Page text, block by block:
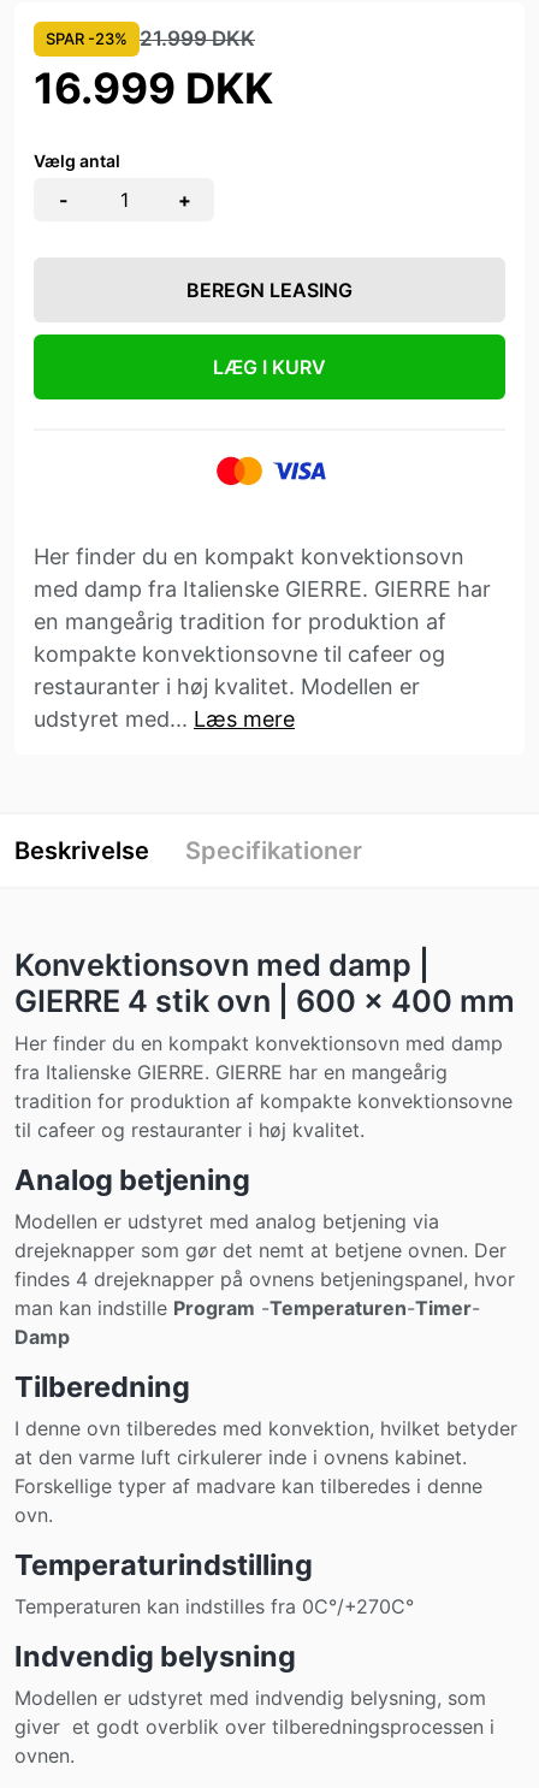
SPAR -23% 21.999 DKK
16.999 DKK
Vælg antal
- +
BEREGN LEASING
LÆG I KURV
Her finder du en kompakt konvektionsovn
med damp fra Italienske GIERRE. GIERRE har
en mangeårig tradition for produktion af
kompakte konvektionsovne til cafeer og
restauranter i høj kvalitet. Modellen er
udstyret med... Læs mere
Beskrivelse Specifikationer
Konvektionsovn med damp |
GIERRE 4 stik ovn | 600 x 400 mm
Her finder du en kompakt konvektionsovn med damp
fra Italienske GIERRE. GIERRE har en mangeårig
tradition for produktion af kompakte konvektionsovne
til cafeer og restauranter i høj kvalitet.
Analog betjening
Modellen er udstyret med analog betjening via
drejeknapper som gør det nemt at betjene ovnen. Der
findes 4 drejeknapper på ovnens betjeningspanel, hvor
man kan indstille Program -Temperaturen-Timer-
Damp
Tilberedning
I denne ovn tilberedes med konvektion, hvilket betyder
at den varme luft cirkulerer inde i ovnens kabinet.
Forskellige typer af madvare kan tilberedes i denne
ovn.
Temperaturindstilling
Temperaturen kan indstilles fra 0C°/+270C°
Indvendig belysning
Modellen er udstyret med indvendig belysning, som
giver et godt overblik over tilberedningsprocessen i
ovnen.